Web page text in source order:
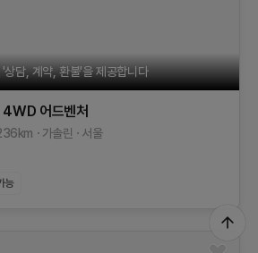
상담, 계약, 환불'을 제공합니다
4WD 어드벤처
km 가솔린 서울